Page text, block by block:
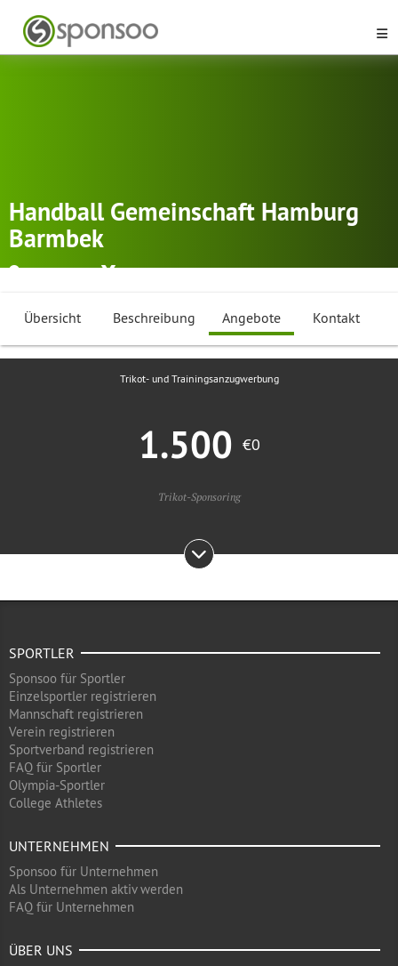
Handball Gemeinschaft Hamburg
Barmbek
Hamburg Handball
Übersicht Beschreibung Angebote Kontakt
Trikot- und Trainingsanzugwerbung
1.500 €0
Trikot-Sponsoring
SPORTLER
Sponsoo für Sportler
Einzelsportler registrieren
Mannschaft registrieren
Verein registrieren
Sportverband registrieren
FAQ für Sportler
Olympia-Sportler
College Athletes
UNTERNEHMEN
Sponsoo für Unternehmen
Als Unternehmen aktiv werden
FAQ für Unternehmen
ÜBER UNS